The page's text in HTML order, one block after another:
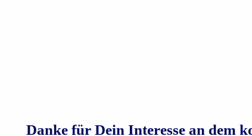
Danke für Dein Interesse an dem